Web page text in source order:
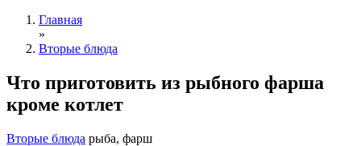
Главная
»
Вторые блюда
Что приготовить из рыбного фарша
кроме котлет
Вторые блюда рыба, фарш